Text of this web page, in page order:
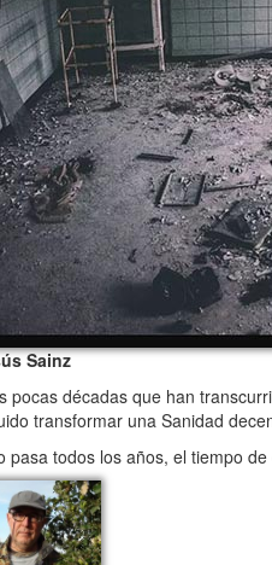
Sainz
pocas décadas que han
transformar una Sanidad
todos los años, el tiempo